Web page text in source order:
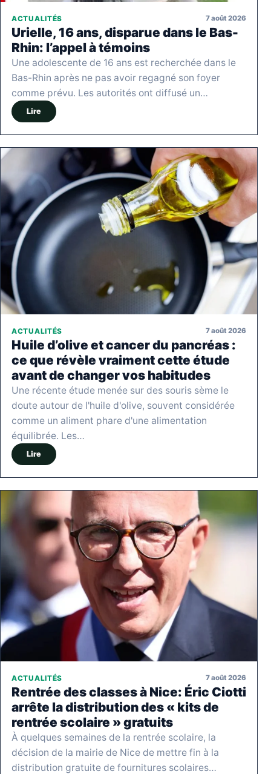
ACTUALITÉS 7 août 2026
Urielle, 16 ans, disparue dans le Bas-
Rhin: l’appel à témoins
Une adolescente de 16 ans est recherchée dans le
Bas-Rhin après ne pas avoir regagné son foyer
comme prévu. Les autorités ont diffusé un…
Lire
ACTUALITÉS 7 août 2026
Huile d’olive et cancer du pancréas :
ce que révèle vraiment cette étude
avant de changer vos habitudes
Une récente étude menée sur des souris sème le
doute autour de l'huile d'olive, souvent considérée
comme un aliment phare d'une alimentation
équilibrée. Les…
Lire
ACTUALITÉS 7 août 2026
Rentrée des classes à Nice: Éric Ciotti
arrête la distribution des « kits de
rentrée scolaire » gratuits
À quelques semaines de la rentrée scolaire, la
décision de la mairie de Nice de mettre fin à la
distribution gratuite de fournitures scolaires…